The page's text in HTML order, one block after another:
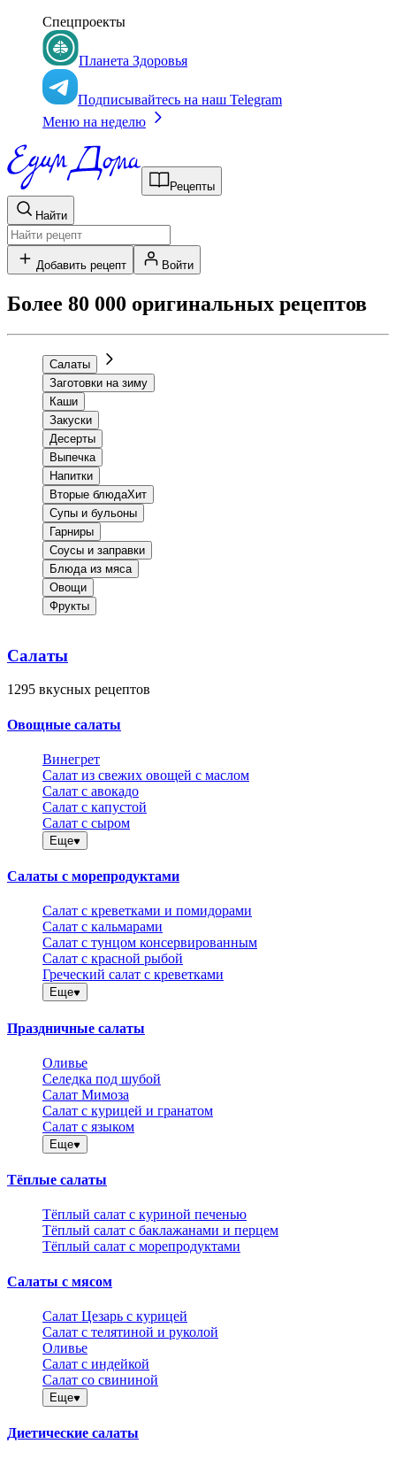
Спецпроекты
Планета Здоровья
Подписывайтесь на наш Telegram
Меню на неделю
Рецепты
Найти
Добавить рецепт Войти
Более 80 000 оригинальных рецептов
Салаты
Заготовки на зиму
Каши
Закуски
Десерты
Выпечка
Напитки
Вторые блюдаХит
Супы и бульоны
Гарниры
Соусы и заправки
Блюда из мяса
Овощи
Фрукты
Салаты
1295 вкусных рецептов
Овощные салаты
Винегрет
Салат из свежих овощей с маслом
Салат с авокадо
Салат с капустой
Салат с сыром
Еще
Салаты с морепродуктами
Салат с креветками и помидорами
Салат с кальмарами
Салат с тунцом консервированным
Салат с красной рыбой
Греческий салат с креветками
Еще
Праздничные салаты
Оливье
Селедка под шубой
Салат Мимоза
Салат с курицей и гранатом
Салат с языком
Еще
Тёплые салаты
Тёплый салат с куриной печенью
Тёплый салат с баклажанами и перцем
Тёплый салат с морепродуктами
Салаты с мясом
Салат Цезарь с курицей
Салат с телятиной и руколой
Оливье
Салат с индейкой
Салат со свининой
Еще
Диетические салаты